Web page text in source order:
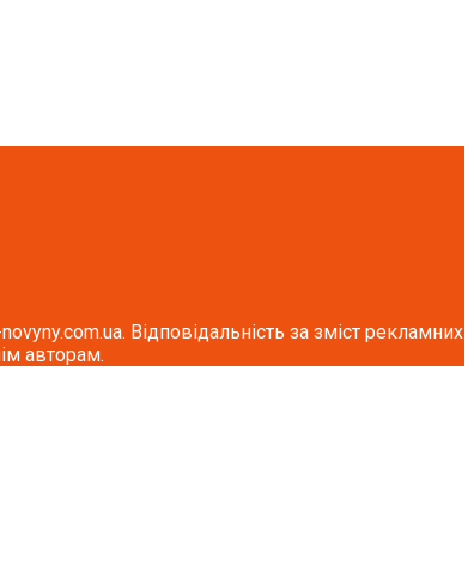
Відповідальність за зміст рекламних
авторам.